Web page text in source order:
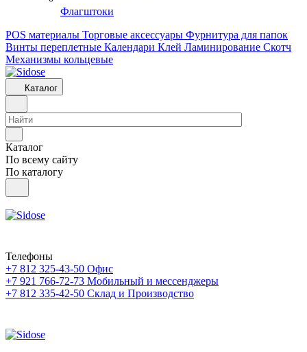
Флагштоки
POS материалы Торговые аксессуары Фурнитура для папок
Винты переплетные Календари Клей Ламинирование Скотч
Механизмы кольцевые
Каталог
Каталог
По всему сайту
По каталогу
Телефоны
+7 812 325-43-50 Офис
+7 921 766-72-73 Мобильный и мессенджеры
+7 812 335-42-50 Склад и Производство